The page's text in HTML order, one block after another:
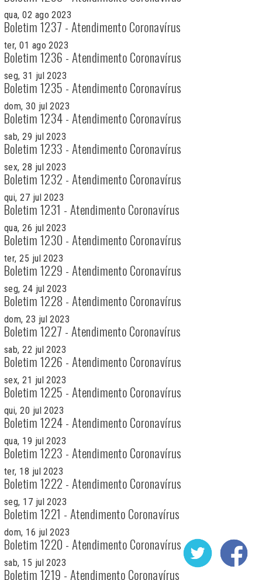
qua, 02 ago 2023
Boletim 1237 - Atendimento Coronavírus
ter, 01 ago 2023
Boletim 1236 - Atendimento Coronavírus
seg, 31 jul 2023
Boletim 1235 - Atendimento Coronavírus
dom, 30 jul 2023
Boletim 1234 - Atendimento Coronavírus
sab, 29 jul 2023
Boletim 1233 - Atendimento Coronavírus
sex, 28 jul 2023
Boletim 1232 - Atendimento Coronavírus
qui, 27 jul 2023
Boletim 1231 - Atendimento Coronavírus
qua, 26 jul 2023
Boletim 1230 - Atendimento Coronavírus
ter, 25 jul 2023
Boletim 1229 - Atendimento Coronavírus
seg, 24 jul 2023
Boletim 1228 - Atendimento Coronavírus
dom, 23 jul 2023
Boletim 1227 - Atendimento Coronavírus
sab, 22 jul 2023
Boletim 1226 - Atendimento Coronavírus
sex, 21 jul 2023
Boletim 1225 - Atendimento Coronavírus
qui, 20 jul 2023
Boletim 1224 - Atendimento Coronavírus
qua, 19 jul 2023
Boletim 1223 - Atendimento Coronavírus
ter, 18 jul 2023
Boletim 1222 - Atendimento Coronavírus
seg, 17 jul 2023
Boletim 1221 - Atendimento Coronavírus
dom, 16 jul 2023
Boletim 1220 - Atendimento Coronavírus
sab, 15 jul 2023
Boletim 1219 - Atendimento Coronavírus